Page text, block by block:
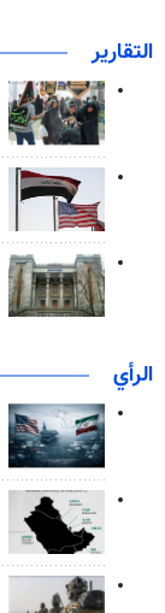
التقارير
الرأي